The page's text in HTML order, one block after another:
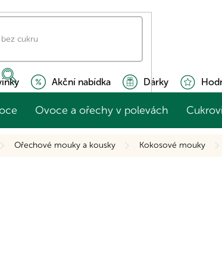
Akční nabídka Dárky
Ovoce a ořechy v polevách
Ořechové mouky a kousky Kokosové mouky